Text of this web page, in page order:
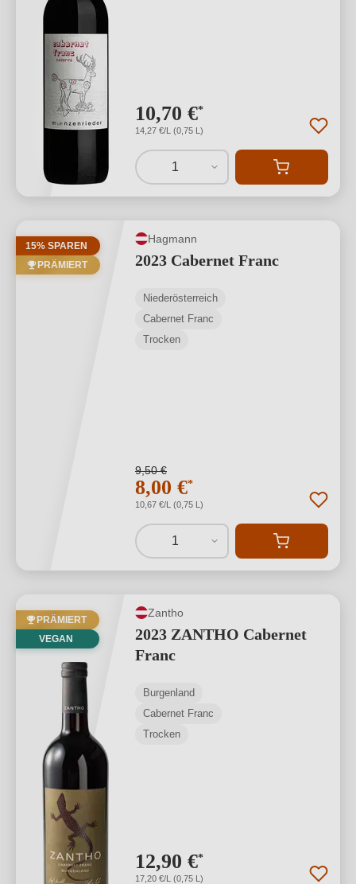
10,70 €*
14,27 €/L (0,75 L)
1
15% SPAREN
PRÄMIERT
Hagmann
2023 Cabernet Franc
Niederösterreich
Cabernet Franc
Trocken
9,50 €
8,00 €*
10,67 €/L (0,75 L)
1
PRÄMIERT
VEGAN
Zantho
2023 ZANTHO Cabernet
Franc
Burgenland
Cabernet Franc
Trocken
12,90 €*
17,20 €/L (0,75 L)